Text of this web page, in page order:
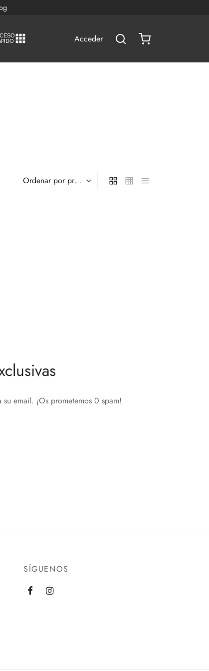
Acceder
email. ¡Os prometemos 0 spam!
SÍGUENOS